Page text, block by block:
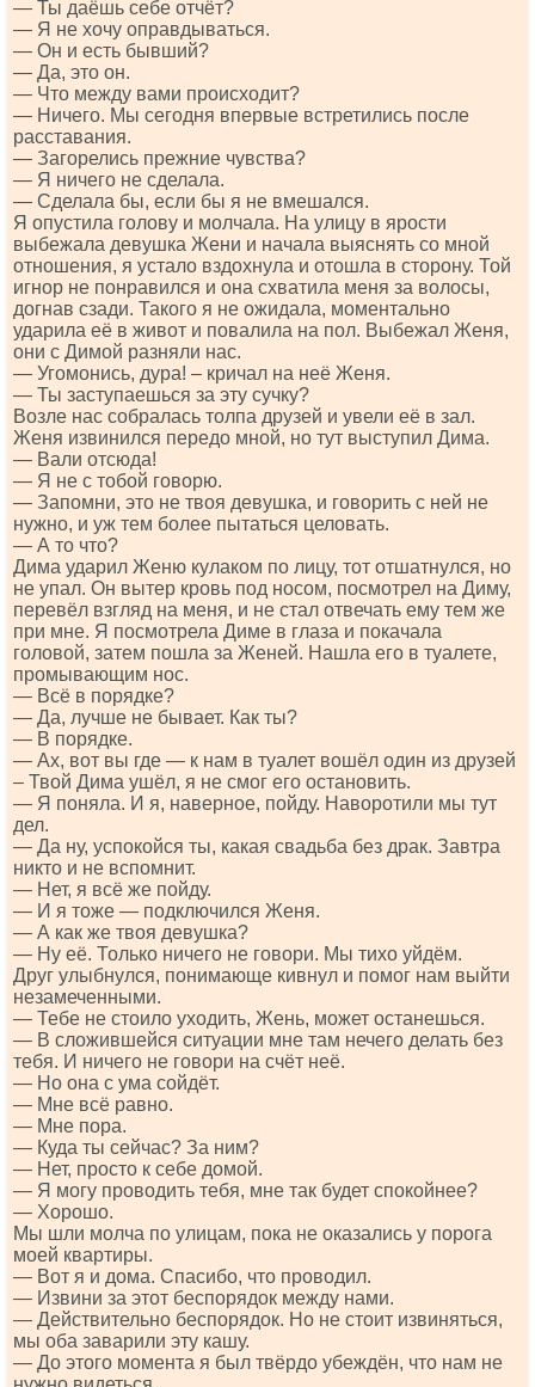
— Ты даёшь себе отчёт?
— Я не хочу оправдываться.
— Он и есть бывший?
— Да, это он.
— Что между вами происходит?
— Ничего. Мы сегодня впервые встретились после
расставания.
— Загорелись прежние чувства?
— Я ничего не сделала.
— Сделала бы, если бы я не вмешался.
Я опустила голову и молчала. На улицу в ярости
выбежала девушка Жени и начала выяснять со мной
отношения, я устало вздохнула и отошла в сторону. Той
игнор не понравился и она схватила меня за волосы,
догнав сзади. Такого я не ожидала, моментально
ударила её в живот и повалила на пол. Выбежал Женя,
они с Димой разняли нас.
— Угомонись, дура! – кричал на неё Женя.
— Ты заступаешься за эту сучку?
Возле нас собралась толпа друзей и увели её в зал.
Женя извинился передо мной, но тут выступил Дима.
— Вали отсюда!
— Я не с тобой говорю.
— Запомни, это не твоя девушка, и говорить с ней не
нужно, и уж тем более пытаться целовать.
— А то что?
Дима ударил Женю кулаком по лицу, тот отшатнулся, но
не упал. Он вытер кровь под носом, посмотрел на Диму,
перевёл взгляд на меня, и не стал отвечать ему тем же
при мне. Я посмотрела Диме в глаза и покачала
головой, затем пошла за Женей. Нашла его в туалете,
промывающим нос.
— Всё в порядке?
— Да, лучше не бывает. Как ты?
— В порядке.
— Ах, вот вы где — к нам в туалет вошёл один из друзей
– Твой Дима ушёл, я не смог его остановить.
— Я поняла. И я, наверное, пойду. Наворотили мы тут
дел.
— Да ну, успокойся ты, какая свадьба без драк. Завтра
никто и не вспомнит.
— Нет, я всё же пойду.
— И я тоже — подключился Женя.
— А как же твоя девушка?
— Ну её. Только ничего не говори. Мы тихо уйдём.
Друг улыбнулся, понимающе кивнул и помог нам выйти
незамеченными.
— Тебе не стоило уходить, Жень, может останешься.
— В сложившейся ситуации мне там нечего делать без
тебя. И ничего не говори на счёт неё.
— Но она с ума сойдёт.
— Мне всё равно.
— Мне пора.
— Куда ты сейчас? За ним?
— Нет, просто к себе домой.
— Я могу проводить тебя, мне так будет спокойнее?
— Хорошо.
Мы шли молча по улицам, пока не оказались у порога
моей квартиры.
— Вот я и дома. Спасибо, что проводил.
— Извини за этот беспорядок между нами.
— Действительно беспорядок. Но не стоит извиняться,
мы оба заварили эту кашу.
— До этого момента я был твёрдо убеждён, что нам не